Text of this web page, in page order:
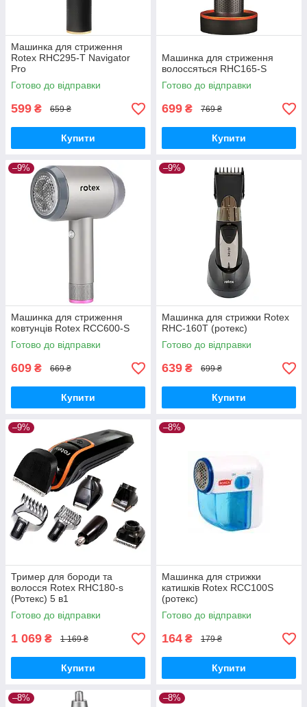
Машинка для стриження
Rotex RHC295-T Navigator
Pro
Готово до відправки
599 ₴ 659 ₴
Купити
Машинка для стриження
волоссяться RHC165-S
Готово до відправки
699 ₴ 769 ₴
Купити
–9%
Машинка для стриження
ковтунців Rotex RCC600-S
Готово до відправки
609 ₴ 669 ₴
Купити
–9%
Машинка для стрижки Rotex
RHC-160T (ротекс)
Готово до відправки
639 ₴ 699 ₴
Купити
–9%
Тример для бороди та
волосся Rotex RHC180-s
(Ротекс) 5 в1
Готово до відправки
1 069 ₴ 1 169 ₴
Купити
–8%
Машинка для стрижки
катишків Rotex RCC100S
(ротекс)
Готово до відправки
164 ₴ 179 ₴
Купити
–8% –8%